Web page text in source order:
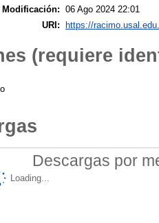
Modificación:
06 Ago 2024 22:01
URI:
https://
(requiere
Descargas por
Loading...